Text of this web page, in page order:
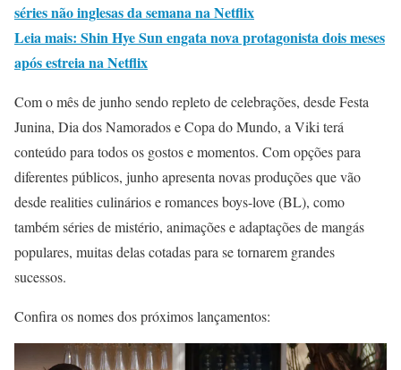
séries não inglesas da semana na Netflix
Leia mais: Shin Hye Sun engata nova protagonista dois meses
após estreia na Netflix
Com o mês de junho sendo repleto de celebrações, desde Festa
Junina, Dia dos Namorados e Copa do Mundo, a Viki terá
conteúdo para todos os gostos e momentos. Com opções para
diferentes públicos, junho apresenta novas produções que vão
desde realities culinários e romances boys-love (BL), como
também séries de mistério, animações e adaptações de mangás
populares, muitas delas cotadas para se tornarem grandes
sucessos.
Confira os nomes dos próximos lançamentos: